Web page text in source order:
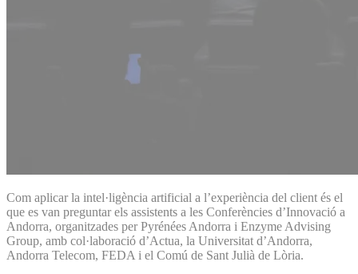
Com aplicar la intel·ligència artificial a l’experiència del client és el
que es van preguntar els assistents a les Conferències d’Innovació a
Andorra, organitzades per Pyrénées Andorra i Enzyme Advising
Group, amb col·laboració d’Actua, la Universitat d’Andorra,
Andorra Telecom, FEDA i el Comú de Sant Julià de Lòria.